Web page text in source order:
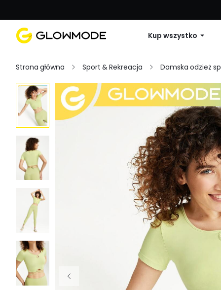
Kup wszystko
Strona główna Sport & Rekreacja Damska odzież